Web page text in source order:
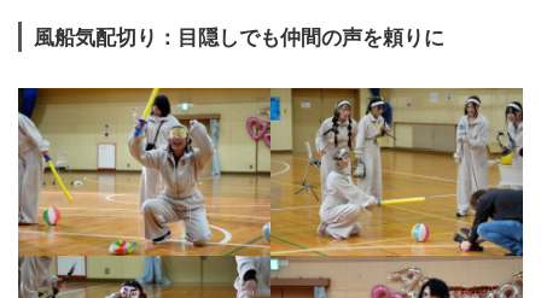
風船気配切り：目隠しでも仲間の声を頼りに